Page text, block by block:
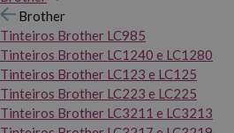
Brother
Tinteiros Brother LC985
Tinteiros Brother LC1240 e LC1280
Tinteiros Brother LC123 e LC125
Tinteiros Brother LC223 e LC225
Tinteiros Brother LC3211 e LC3213